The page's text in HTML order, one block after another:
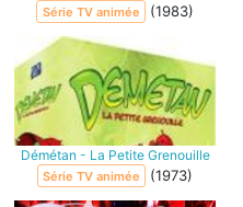
Série TV animée (1983)
Démétan - La Petite Grenouille
Série TV animée (1973)